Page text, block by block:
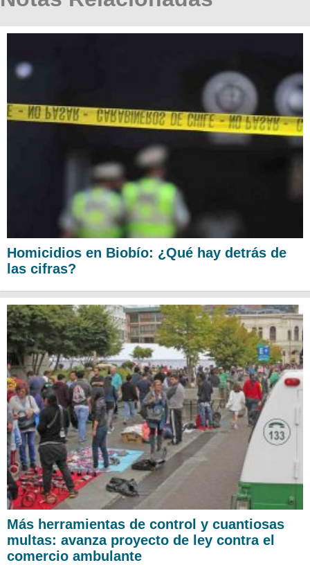
Homicidios en Biobío: ¿Qué hay detrás de
las cifras?
Más herramientas de control y cuantiosas
multas: avanza proyecto de ley contra el
comercio ambulante